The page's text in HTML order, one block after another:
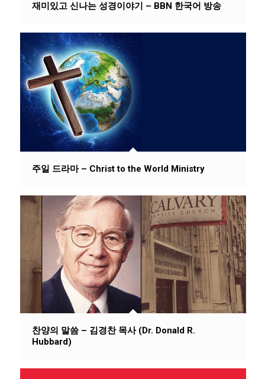
재미있고 신나는 성경이야기 – BBN 한국어 방송
주일 드라마 – Christ to the World Ministry
찬양의 말씀 – 김경찬 목사 (Dr. Donald R.
Hubbard)